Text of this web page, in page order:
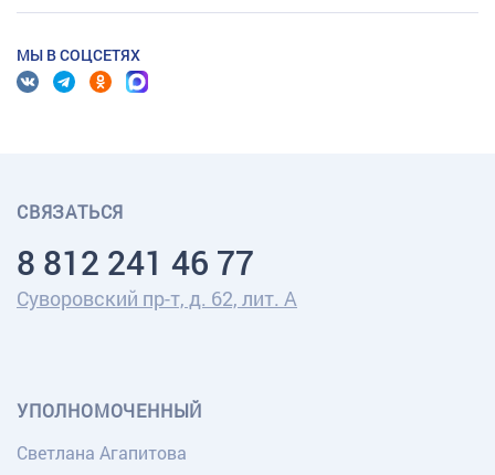
МЫ В СОЦСЕТЯХ
СВЯЗАТЬСЯ
8 812 241 46 77
Суворовский пр-т, д. 62, лит. А
УПОЛНОМОЧЕННЫЙ
Светлана Агапитова